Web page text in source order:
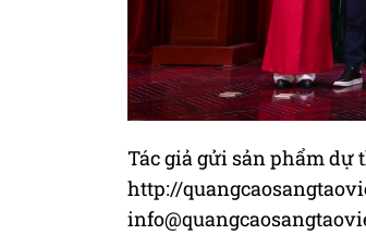
Tác giả gửi sản phẩm dự
http://